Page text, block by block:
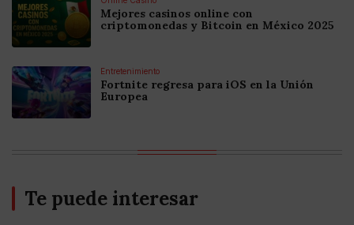
Mejores casinos online con
criptomonedas y Bitcoin en México 2025
Entretenimiento
Fortnite regresa para iOS en la Unión
Europea
Te puede interesar